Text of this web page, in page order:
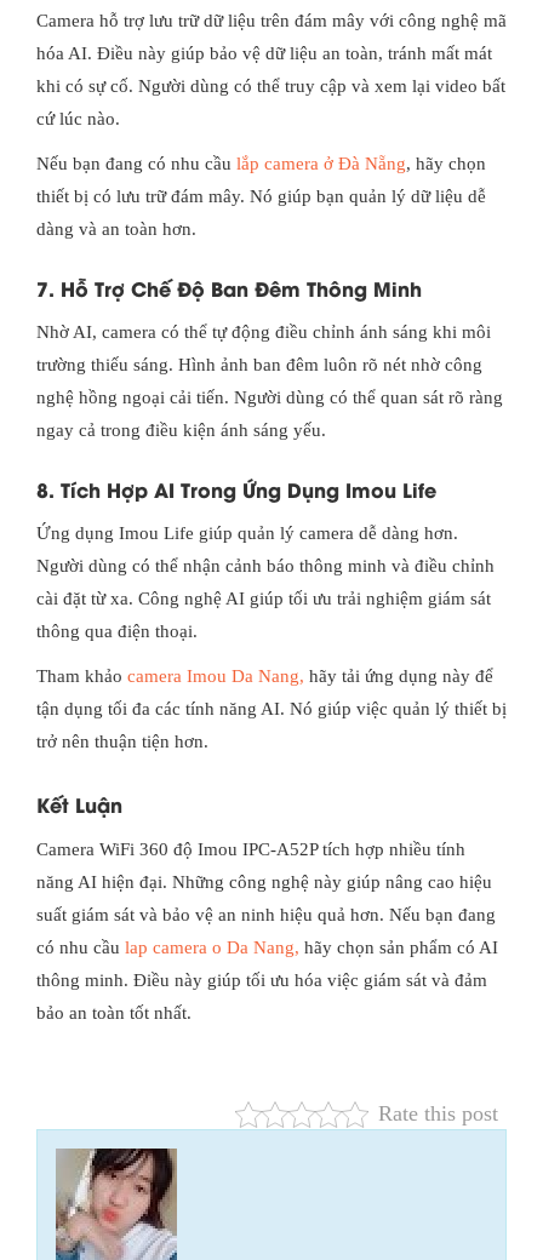
Camera hỗ trợ lưu trữ dữ liệu trên đám mây với công nghệ mã
hóa AI. Điều này giúp bảo vệ dữ liệu an toàn, tránh mất mát
khi có sự cố. Người dùng có thể truy cập và xem lại video bất
cứ lúc nào.
Nếu bạn đang có nhu cầu lắp camera ở Đà Nẵng, hãy chọn
thiết bị có lưu trữ đám mây. Nó giúp bạn quản lý dữ liệu dễ
dàng và an toàn hơn.
7. Hỗ Trợ Chế Độ Ban Đêm Thông Minh
Nhờ AI, camera có thể tự động điều chỉnh ánh sáng khi môi
trường thiếu sáng. Hình ảnh ban đêm luôn rõ nét nhờ công
nghệ hồng ngoại cải tiến. Người dùng có thể quan sát rõ ràng
ngay cả trong điều kiện ánh sáng yếu.
8. Tích Hợp AI Trong Ứng Dụng Imou Life
Ứng dụng Imou Life giúp quản lý camera dễ dàng hơn.
Người dùng có thể nhận cảnh báo thông minh và điều chỉnh
cài đặt từ xa. Công nghệ AI giúp tối ưu trải nghiệm giám sát
thông qua điện thoại.
Tham khảo camera Imou Da Nang, hãy tải ứng dụng này để
tận dụng tối đa các tính năng AI. Nó giúp việc quản lý thiết bị
trở nên thuận tiện hơn.
Kết Luận
Camera WiFi 360 độ Imou IPC-A52P tích hợp nhiều tính
năng AI hiện đại. Những công nghệ này giúp nâng cao hiệu
suất giám sát và bảo vệ an ninh hiệu quả hơn. Nếu bạn đang
có nhu cầu lap camera o Da Nang, hãy chọn sản phẩm có AI
thông minh. Điều này giúp tối ưu hóa việc giám sát và đảm
bảo an toàn tốt nhất.
Rate this post